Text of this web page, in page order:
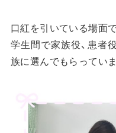
口紅を引いている場面で
学生間で家族役、患者
族に選んでもらっていま